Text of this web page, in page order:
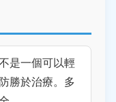
是一個可以輕
勝於治療。多